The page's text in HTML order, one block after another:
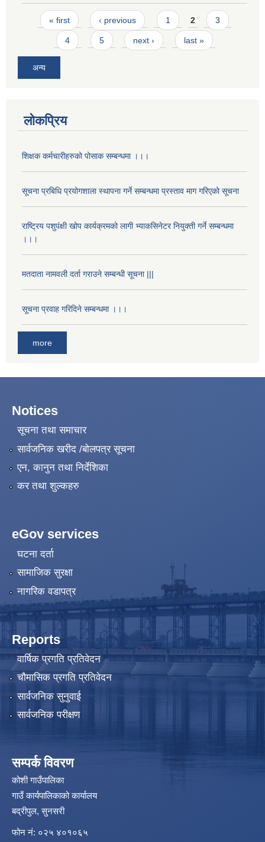
Pages
« first ‹ previous 1 2 3
4 5 next › last »
अन्य
लोकप्रिय
शिक्षक कर्मचारीहरुको पोसाक सम्बन्धमा ।।।
सूचना प्रबिधि प्रयोगशाला स्थापना गर्ने सम्बन्धमा प्रस्ताव माग गरिएको सूचना
राष्ट्रिय पशुपंक्षी खोप कार्यक्रमको लागी भ्याकसिनेटर नियुक्ती गर्ने सम्बन्धमा
।।।
मतदाता नामवली दर्ता गराउने सम्बन्धी सूचना |||
सूचना प्रवाह गरिदिने सम्बन्धमा ।।।
more
Notices
सूचना तथा समाचार
सार्वजनिक खरीद /बोलपत्र सूचना
एन, कानुन तथा निर्देशिका
कर तथा शुल्कहरु
eGov services
घटना दर्ता
सामाजिक सुरक्षा
नागरिक वडापत्र
Reports
वार्षिक प्रगति प्रतिवेदन
चौमासिक प्रगति प्रतिवेदन
सार्वजनिक सुनुवाई
सार्वजनिक परीक्षण
सम्पर्क विवरण
कोशी गाउँपालिका
गाउँ कार्यपालिकाको कार्यालय
बद्रीपुल, सुनसरी
फोन नं: ०२५ ४०१०६५